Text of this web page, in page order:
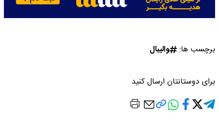
برچسب ها: والیبال
برای دوستانتان ارسال کنید